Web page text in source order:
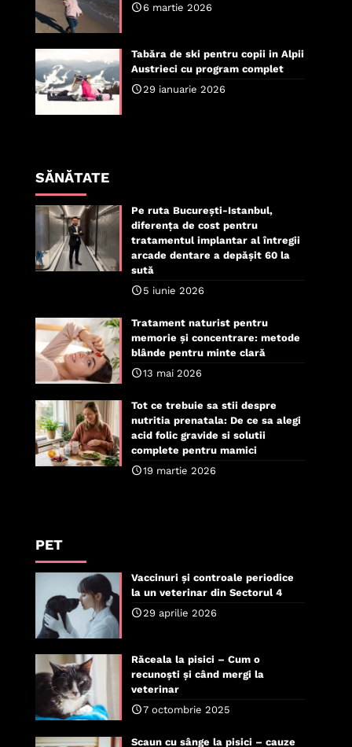
6 martie 2026
Tabăra de ski pentru copii in Alpii
Austrieci cu program complet
29 ianuarie 2026
SĂNĂTATE
Pe ruta București-Istanbul,
diferența de cost pentru
tratamentul implantar al întregii
arcade dentare a depășit 60 la
sută
5 iunie 2026
Tratament naturist pentru
memorie și concentrare: metode
blânde pentru minte clară
13 mai 2026
Tot ce trebuie sa stii despre
nutritia prenatala: De ce sa alegi
acid folic gravide si solutii
complete pentru mamici
19 martie 2026
PET
Vaccinuri și controale periodice
la un veterinar din Sectorul 4
29 aprilie 2026
Răceala la pisici – Cum o
recunoști și când mergi la
veterinar
7 octombrie 2025
Scaun cu sânge la pisici – cauze